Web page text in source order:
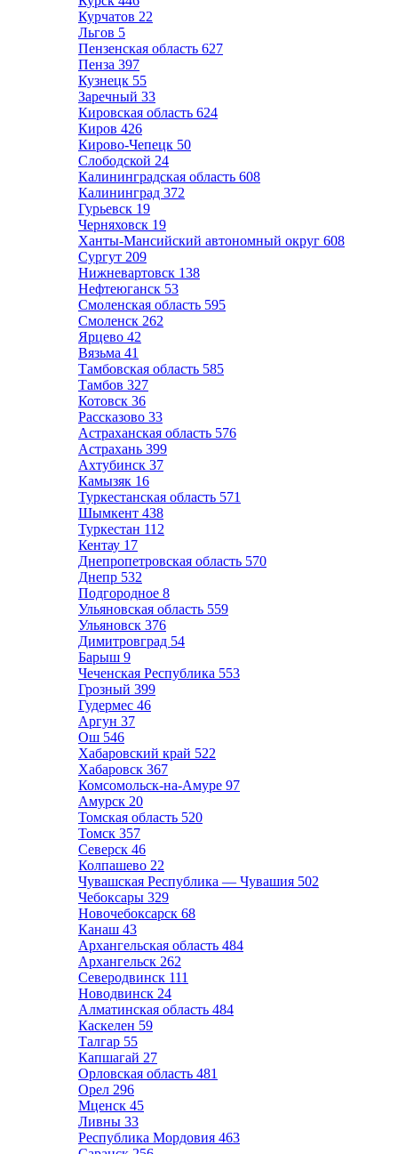
Курчатов 22
Льгов 5
Пензенская область 627
Пенза 397
Кузнецк 55
Заречный 33
Кировская область 624
Киров 426
Кирово-Чепецк 50
Слободской 24
Калининградская область 608
Калининград 372
Гурьевск 19
Черняховск 19
Ханты-Мансийский автономный округ 608
Сургут 209
Нижневартовск 138
Нефтеюганск 53
Смоленская область 595
Смоленск 262
Ярцево 42
Вязьма 41
Тамбовская область 585
Тамбов 327
Котовск 36
Рассказово 33
Астраханская область 576
Астрахань 399
Ахтубинск 37
Камызяк 16
Туркестанская область 571
Шымкент 438
Туркестан 112
Кентау 17
Днепропетровская область 570
Днепр 532
Подгородное 8
Ульяновская область 559
Ульяновск 376
Димитровград 54
Барыш 9
Чеченская Республика 553
Грозный 399
Гудермес 46
Аргун 37
Ош 546
Хабаровский край 522
Хабаровск 367
Комсомольск-на-Амуре 97
Амурск 20
Томская область 520
Томск 357
Северск 46
Колпашево 22
Чувашская Республика — Чувашия 502
Чебоксары 329
Новочебоксарск 68
Канаш 43
Архангельская область 484
Архангельск 262
Северодвинск 111
Новодвинск 24
Алматинская область 484
Каскелен 59
Талгар 55
Капшагай 27
Орловская область 481
Орел 296
Мценск 45
Ливны 33
Республика Мордовия 463